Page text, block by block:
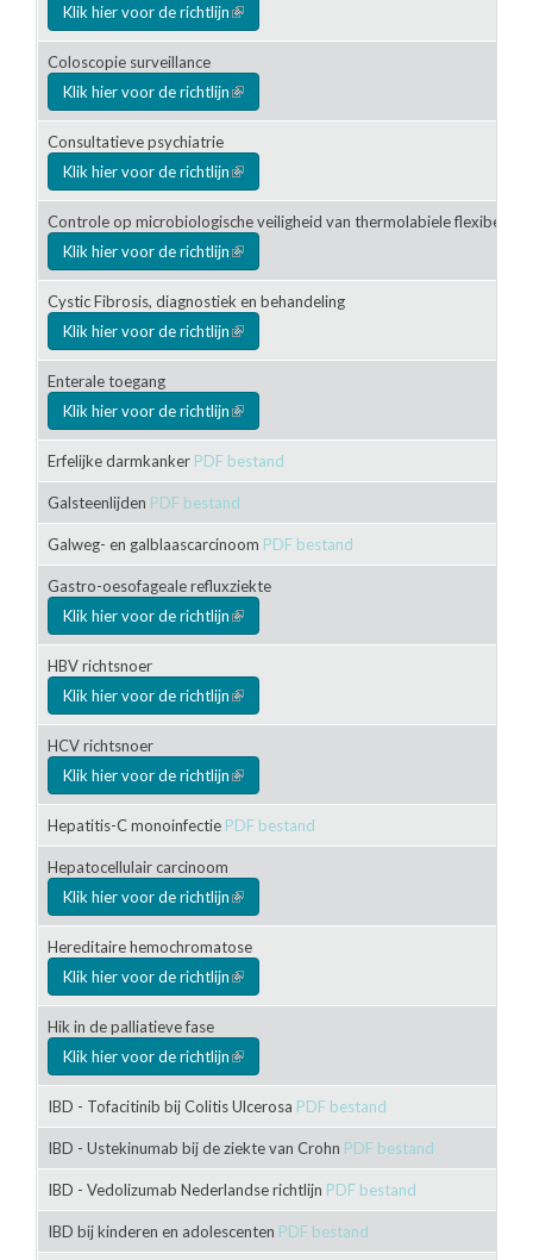
Klik hier voor de richtlijn(link is external)
Coloscopie surveillance
Klik hier voor de richtlijn(link is external)
Consultatieve psychiatrie
Klik hier voor de richtlijn(link is external)
Controle op microbiologische veiligheid van thermolabiele flexibele
Klik hier voor de richtlijn(link is external)
Cystic Fibrosis, diagnostiek en behandeling
Klik hier voor de richtlijn(link is external)
Enterale toegang
Klik hier voor de richtlijn(link is external)
Erfelijke darmkanker PDF bestand
Galsteenlijden PDF bestand
Galweg- en galblaascarcinoom PDF bestand
Gastro-oesofageale refluxziekte
Klik hier voor de richtlijn(link is external)
HBV richtsnoer
Klik hier voor de richtlijn(link is external)
HCV richtsnoer
Klik hier voor de richtlijn(link is external)
Hepatitis-C monoinfectie PDF bestand
Hepatocellulair carcinoom
Klik hier voor de richtlijn(link is external)
Hereditaire hemochromatose
Klik hier voor de richtlijn(link is external)
Hik in de palliatieve fase
Klik hier voor de richtlijn(link is external)
IBD - Tofacitinib bij Colitis Ulcerosa PDF bestand
IBD - Ustekinumab bij de ziekte van Crohn PDF bestand
IBD - Vedolizumab Nederlandse richtlijn PDF bestand
IBD bij kinderen en adolescenten PDF bestand